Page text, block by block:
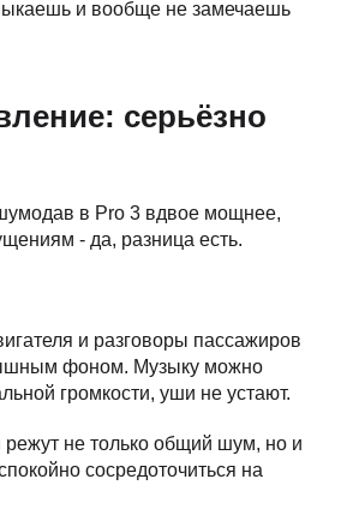
и вообще не замечаешь
серьёзно
в Pro 3 вдвое мощнее,
- да, разница есть.
и разговоры пассажиров
фоном. Музыку можно
громкости, уши не устают.
режут не только общий шум, но и
сосредоточиться на